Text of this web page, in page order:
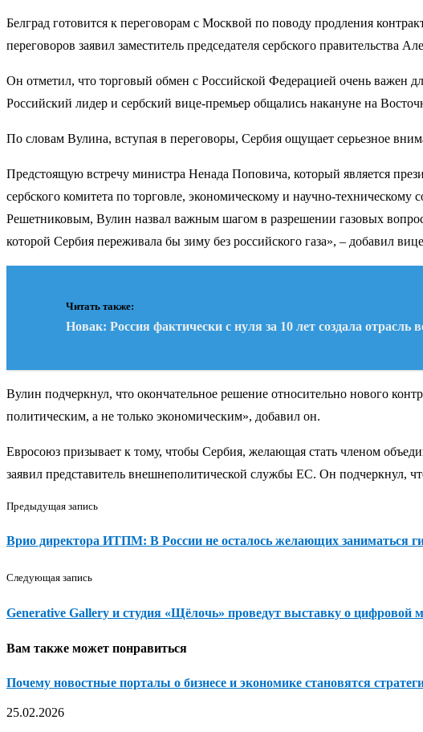
Белград готовится к переговорам с Москвой по поводу продления
переговоров заявил заместитель председателя сербского правительства
Он отметил, что торговый обмен с Российской Федерацией очень важен
Российский лидер и сербский вице-премьер общались накануне на
По словам Вулина, вступая в переговоры, Сербия ощущает серьезное
Предстоящую встречу министра Ненада Поповича, который является
сербского комитета по торговле, экономическому и научно-
Решетниковым, Вулин назвал важным шагом в разрешении газовых
которой Сербия переживала бы зиму без российского газа», – добавил
Читать также:
Новак: Россия фактически с нуля за 10 лет создала отрасль
Вулин подчеркнул, что окончательное решение относительно нового
политическим, а не только экономическим», добавил он.
Евросоюз призывает к тому, чтобы Сербия, желающая стать членом
заявил представитель внешнеполитической службы ЕС. Он подчеркнул,
Предыдущая запись
Врио директора ИТПМ: В России не осталось желающих заниматься
Следующая запись
Generative Gallery и студия «Щёлочь» проведут выставку о цифровой
Вам также может понравиться
Почему новостные порталы о бизнесе и экономике становятся
25.02.2026